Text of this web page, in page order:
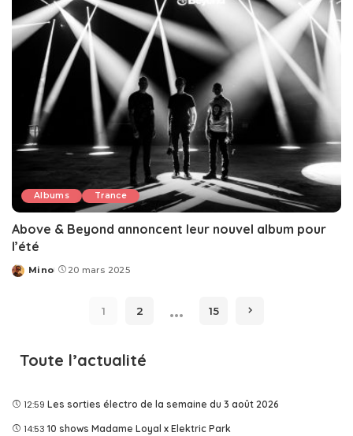
Albums Trance
Above & Beyond annoncent leur nouvel album pour
l’été
Posted
Mino 20 mars 2025
1 2 … 15
Toute l’actualité
12:59 Les sorties électro de la semaine du 3 août 2026
14:53 10 shows Madame Loyal x Elektric Park